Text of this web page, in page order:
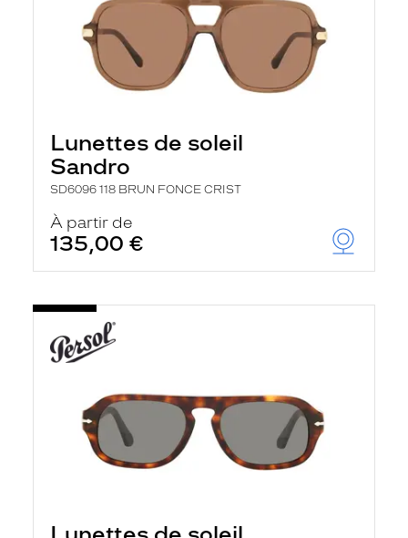
Lunettes de soleil
Sandro
SD6096 118 BRUN FONCE CRIST
À partir de
135,00 €